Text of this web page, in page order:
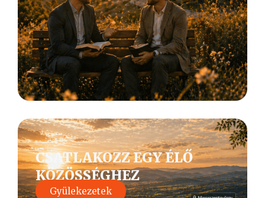
CSATLAKOZZ EGY ÉLŐ
KÖZÖSSÉGHEZ
Gyülekezetek